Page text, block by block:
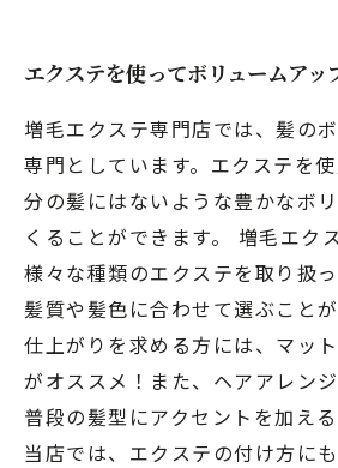
エクステを使ってボリュームアッ
増毛エクステ専門店では、髪の
専門としています。エクステを
分の髪にはないような豊かなボ
くることができます。 増毛エク
様々な種類のエクステを取り扱
髪質や髪色に合わせて選ぶこと
仕上がりを求める方には、マッ
がオススメ！また、ヘアアレン
普段の髪型にアクセントを加える
当店では、エクステの付け方に